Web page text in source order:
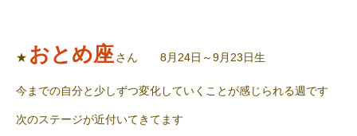
★ おとめ座さん 8月24日～9月23日生
今までの自分と少しずつ変化していくことが感じられる週です
次のステージが近付いてきてます